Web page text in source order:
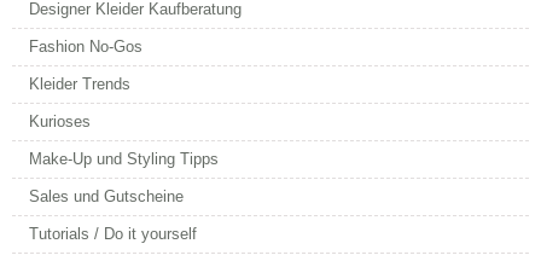
Designer Kleider Kaufberatung
Fashion No-Gos
Kleider Trends
Kurioses
Make-Up und Styling Tipps
Sales und Gutscheine
Tutorials / Do it yourself